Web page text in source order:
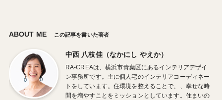
ABOUT ME この記事を書いた著者
中西 八枝佳（なかにし やえか）
RA-CREAは、横浜市青葉区にあるインテリアデザイ
ン事務所です。主に個人宅のインテリアコーディネー
トをしています。住環境を整えることで、、幸せな時
間を増やすことをミッションとしています。住まいの